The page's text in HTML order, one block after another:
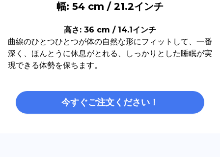
幅: 54 cm / 21.2インチ
高さ: 36 cm / 14.1インチ
曲線のひとつひとつが体の自然な形にフィットして、一番
深く、ほんとうに休息がとれる、しっかりとした睡眠が実
現できる体勢を保ちます。
今すぐご注文ください！